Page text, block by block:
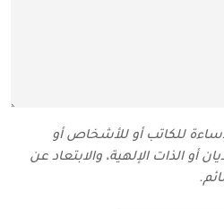
للكاتب أو للأشخاص أو
أو الذات الإلهية، والابتعاد عن